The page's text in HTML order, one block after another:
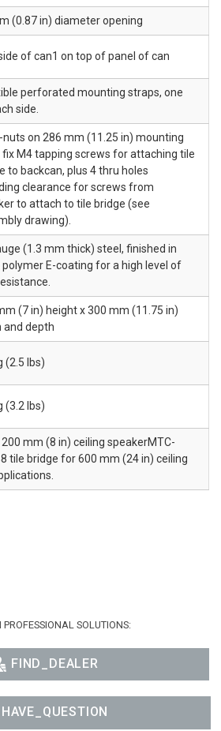
(0.87 in) diameter opening
of can1 on top of panel of can
perforated mounting straps, one
side.
nuts on 286 mm (11.25 in) mounting
fix M4 tapping screws for attaching tile
to backcan, plus 4 thru holes
clearance for screws from
to attach to tile bridge (see
drawing).
(1.3 mm thick) steel, finished in
polymer E-coating for a high level of
(7 in) height x 300 mm (11.75 in)
and depth
(2.5 lbs)
(3.2 lbs)
mm (8 in) ceiling speakerMTC-
tile bridge for 600 mm (24 in) ceiling
SOLUTIONS:
FIND_DEALER
HAVE_QUESTION